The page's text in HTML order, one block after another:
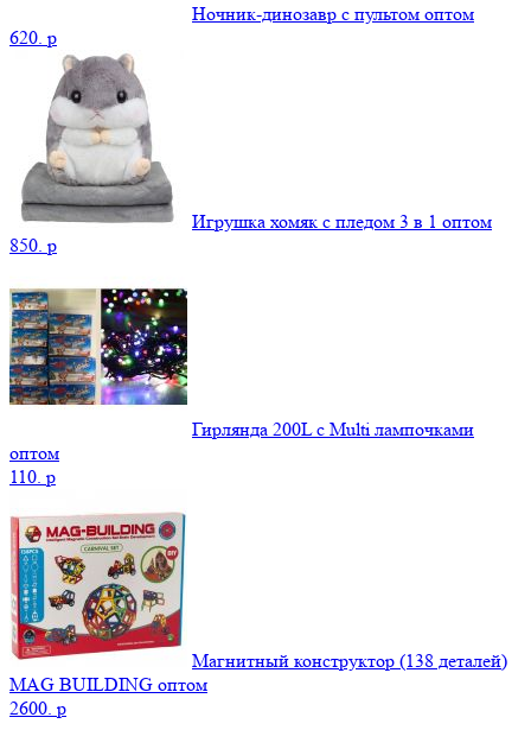
Ночник-динозавр с пультом оптом
620. p
Игрушка хомяк с пледом 3 в 1 оптом
850. p
Гирлянда 200L с Multi лампочками
оптом
110. p
Магнитный конструктор (138 деталей)
MAG BUILDING оптом
2600. p